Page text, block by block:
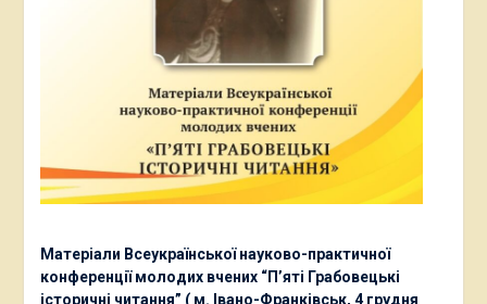
Матеріали Всеукраїнської науково-практичної
конференції молодих вчених “П’яті Грабовецькі
історичні читання” ( м. Івано-Франківськ, 4 грудня